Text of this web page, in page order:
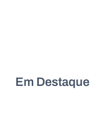
Em Destaque